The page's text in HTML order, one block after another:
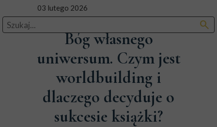
search
03 lutego 2026
Bóg własnego
uniwersum. Czym jest
worldbuilding i
dlaczego decyduje o
sukcesie książki?